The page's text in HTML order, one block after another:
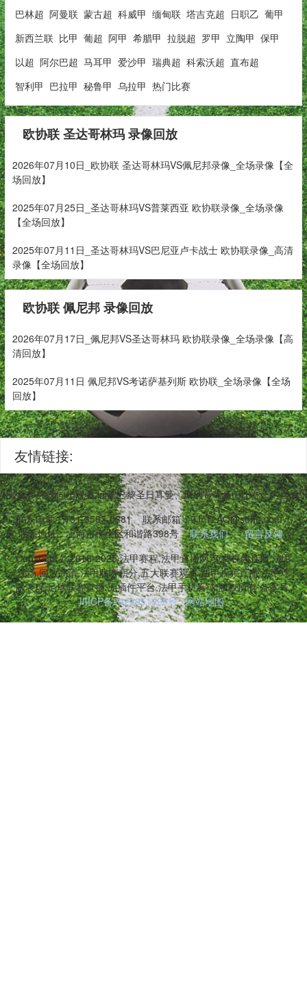
巴林超 阿曼联 蒙古超 科威甲 缅甸联 塔吉克超 日职乙 葡甲
新西兰联 比甲 葡超 阿甲 希腊甲 拉脱超 罗甲 立陶甲 保甲
以超 阿尔巴超 马耳甲 爱沙甲 瑞典超 科索沃超 直布超
智利甲 巴拉甲 秘鲁甲 乌拉甲 热门比赛
欧协联 圣达哥林玛 录像回放
2026年07月10日_欧协联 圣达哥林玛VS佩尼邦录像_全场录像【全
场回放】
2025年07月25日_圣达哥林玛VS普莱西亚 欧协联录像_全场录像
【全场回放】
2025年07月11日_圣达哥林玛VS巴尼亚卢卡战士 欧协联录像_高清
录像【全场回放】
欧协联 佩尼邦 录像回放
2026年07月17日_佩尼邦VS圣达哥林玛 欧协联录像_全场录像【高
清回放】
2025年07月11日 佩尼邦VS考诺萨基列斯 欧协联_全场录像【全场
回放】
友情链接:
容多终端同步观看,涵盖巴黎圣日耳曼、摩纳哥等豪门比赛。内含
联系电话：131-3567-0381
联系邮箱：7JnTzAQ@sohu.com
联系地址：上海市平山区和谐路398号
联系我们
留言反馈
Copyright © 2016-2025 法甲赛程,法甲直播网,免费视频直播,法甲
现场,回放高清,法甲联赛积分,五大联赛观看,法甲视频直播,法甲球
队表现,足球联赛直播,无插件平台,法甲手机看球 版权所有 备案号:
川ICP备2023051998号 网站地图